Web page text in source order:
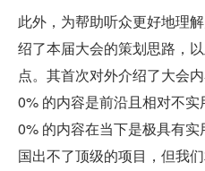
此外，为帮助听众更好地理
绍了本届大会的策划思路，
点。其首次对外介绍了大会
0% 的内容是前沿且相对不
0% 的内容在当下是极具有实
国出不了顶级的项目，但我